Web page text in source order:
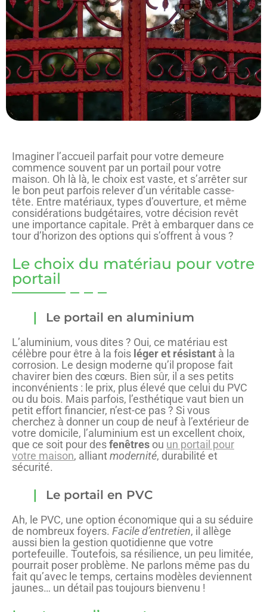
Imaginer l’accueil parfait pour votre demeure
commence souvent par un portail pour votre
maison. Oh là là, le choix est vaste, et s’arrêter sur
le bon peut parfois relever d’un véritable casse-
tête. Entre matériaux, types d’ouverture, et même
considérations budgétaires, votre décision revêt
une importance capitale. Prêt à embarquer dans ce
tour d’horizon des options qui s’offrent à vous ?
Le choix du matériau pour votre
portail
Le portail en aluminium
L’aluminium, vous dites ? Oui, ce matériau est
célèbre pour être à la fois léger et résistant à la
corrosion. Le design moderne qu’il propose fait
chavirer bien des cœurs. Bien sûr, il a ses petits
inconvénients : le prix, plus élevé que celui du PVC
ou du bois. Mais parfois, l’esthétique vaut bien un
petit effort financier, n’est-ce pas ? Si vous
cherchez à donner un coup de neuf à l’extérieur de
votre domicile, l’aluminium est un excellent choix,
que ce soit pour desfenêtres ou un portail pour
votre maison, alliantmodernité, durabilité et
sécurité.
Le portail en PVC
Ah, le PVC, une option économique qui a su séduire
de nombreux foyers. Facile d’entretien, il allège
aussi bien la gestion quotidienne que votre
portefeuille. Toutefois, sa résilience, un peu limitée,
pourrait poser problème. Ne parlons même pas du
fait qu’avec le temps, certains modèles deviennent
jaunes… un détail pas toujours bienvenu !